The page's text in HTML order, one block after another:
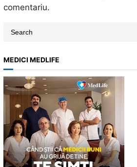
comentariu.
a
r
c
h
MEDICI MEDLIFE